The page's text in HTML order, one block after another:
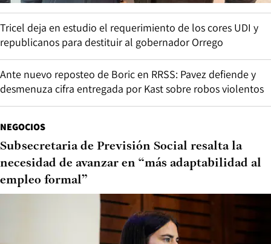
Tricel deja en estudio el requerimiento de los cores UDI y
republicanos para destituir al gobernador Orrego
Ante nuevo reposteo de Boric en RRSS: Pavez defiende y
desmenuza cifra entregada por Kast sobre robos violentos
NEGOCIOS
Subsecretaria de Previsión Social resalta la
necesidad de avanzar en “más adaptabilidad al
empleo formal”